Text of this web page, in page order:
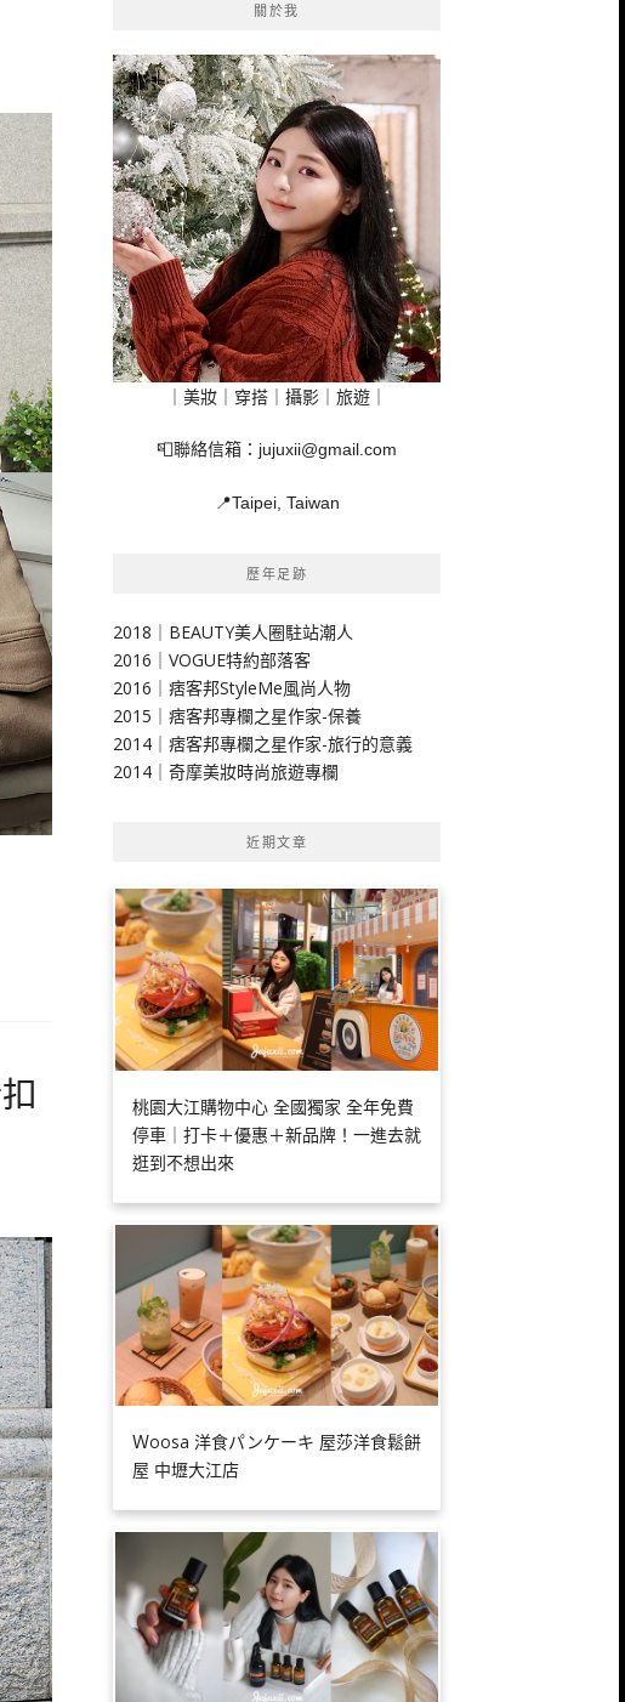
關於我
｜美妝｜穿搭｜攝影｜旅遊｜
📮聯絡信箱： jujuxii@gmail.com
📍Taipei, Taiwan
歷年足跡
2018｜BEAUTY美人圈駐站潮人
2016｜VOGUE特約部落客
2016｜痞客邦StyleMe風尚人物
2015｜痞客邦專欄之星作家-保養
2014｜痞客邦專欄之星作家-旅行的意義
2014｜奇摩美妝時尚旅遊專欄
近期文章
桃園大江購物中心 全國獨家 全年免費
停車｜打卡＋優惠＋新品牌！一進去就
逛到不想出來
Ｗoosa 洋食パンケーキ 屋莎洋食鬆餅
屋 中壢大江店